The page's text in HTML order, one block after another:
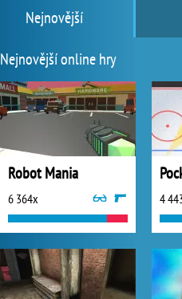
Nejnovější
Nejnovější online hry
Robot Mania
6 364x 4